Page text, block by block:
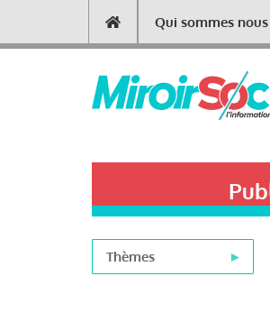
contenu
Main
navigation
Qui sommes nous
Thèmes